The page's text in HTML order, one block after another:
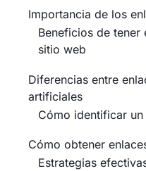
Importancia de los
Beneficios de tener
sitio web
Diferencias entre
artificiales
Cómo identificar
Cómo obtener
Estrategias